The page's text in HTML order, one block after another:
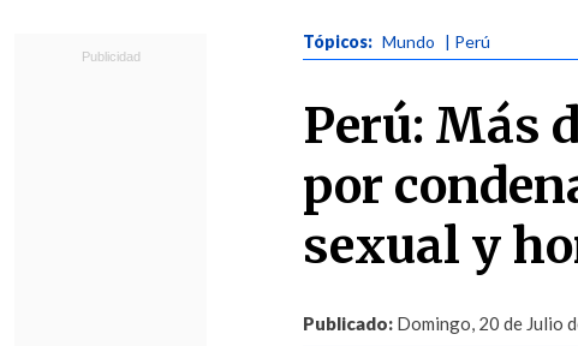
Tópicos: Mundo | Perú
Perú: Más
por
sexual y
Publicado: Domingo, 20 de Julio